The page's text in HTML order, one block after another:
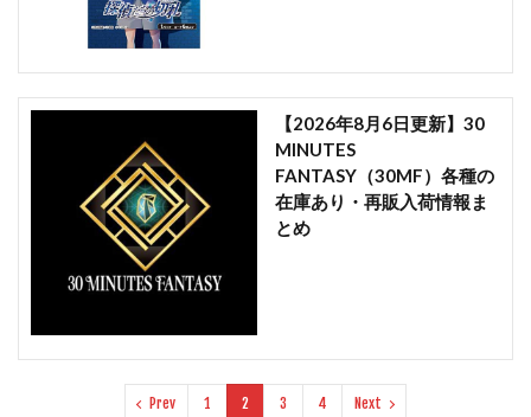
【2026年8月6日更新】30
MINUTES
FANTASY（30MF）各種の
在庫あり・再販入荷情報ま
とめ
Prev 1 2 3 4 Next